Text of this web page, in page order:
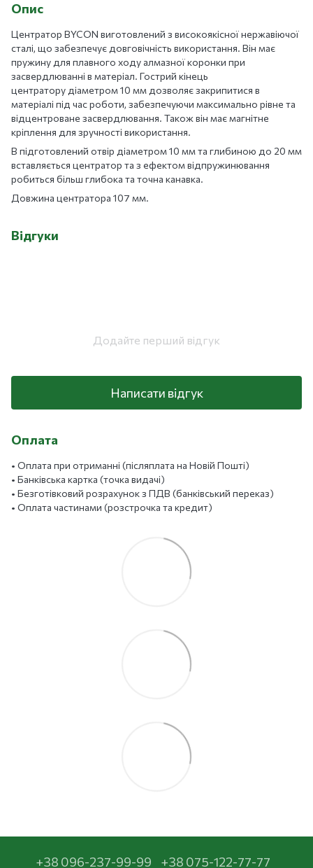
Опис
Центратор BYCON виготовлений з високоякісної нержавіючої
сталі, що забезпечує довговічність використання. Він має
пружину для плавного ходу алмазної коронки при
засвердлюванні в матеріал. Гострий кінець
центратору діаметром 10 мм дозволяє закрипитися в
матеріалі під час роботи, забезпечуючи максимально рівне та
відцентроване засвердлювання. Також він має магнітне
кріплення для зручності використання.
В підготовлений отвір діаметром 10 мм та глибиною до 20 мм
вставляється центратор та з ефектом відпружинювання
робиться більш глибока та точна канавка.
Довжина центратора 107 мм.
Відгуки
Додайте перший відгук
Написати відгук
Оплата
• Оплата при отриманні (післяплата на Новій Пошті)
• Банківська картка (точка видачі)
• Безготівковий розрахунок з ПДВ (банківський переказ)
• Оплата частинами (розстрочка та кредит)
+38 096-237-99-99 +38 075-122-77-77